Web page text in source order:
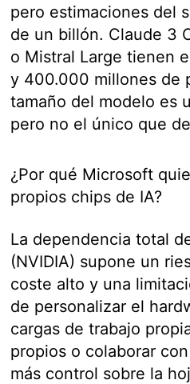
pero estimaciones del
de un billón. Claude 3
o Mistral Large tienen
y 400.000 millones de
tamaño del modelo es
pero no el único que
¿Por qué Microsoft
propios chips de IA?
La dependencia total
(NVIDIA) supone un
coste alto y una
de personalizar el
cargas de trabajo
propios o colaborar
más control sobre la